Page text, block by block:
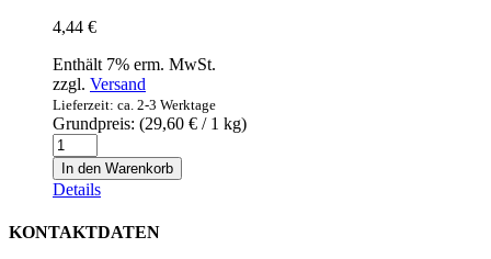
1kg
4,44 €
Enthält 7% erm. MwSt.
zzgl. Versand
Lieferzeit: ca. 2-3 Werktage
Grundpreis: (29,60 € / 1 kg)
Oro
Verde
-
Rellenas
Anchoa
In den Warenkorb
Details
KONTAKTDATEN